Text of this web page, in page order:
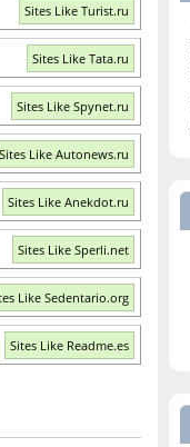
Sites Like Turist.ru
Sites Like Tata.ru
Sites Like Spynet.ru
Sites Like Autonews.ru
Sites Like Anekdot.ru
Sites Like Sperli.net
Like Sedentario.org
Sites Like Readme.es